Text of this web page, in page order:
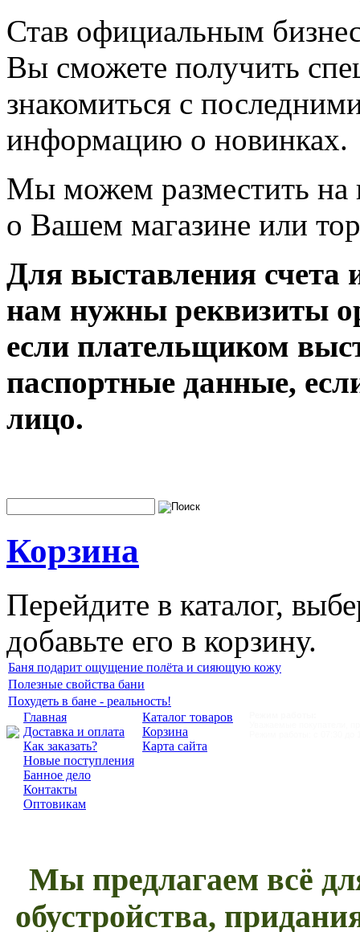
Став официальным
Вы сможете получить
знакомиться с
информацию о новинках.
Мы можем разместить
о Вашем магазине или
Для выставления счета
нам нужны реквизиты
если плательщиком
паспортные данные,
лицо.
Корзина
Перейдите в каталог,
добавьте его в корзину.
Баня подарит ощущение полёта и сияющую кожу
Полезные свойства бани
Похудеть в бане - реальность!
Главная
Доставка и оплата
Как заказать?
Новые поступления
Банное дело
Контакты
Оптовикам
Каталог товаров
Корзина
Карта сайта
Мы предлагаем всё
обустройства,